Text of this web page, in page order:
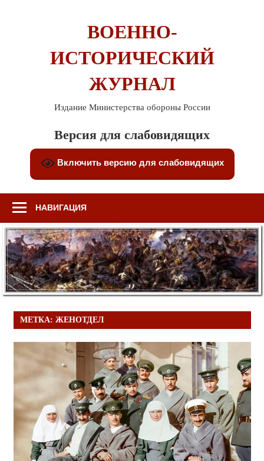
ВОЕННО-
ИСТОРИЧЕСКИЙ
ЖУРНАЛ
Издание Министерства обороны России
Версия для слабовидящих
Включить версию для слабовидящих
НАВИГАЦИЯ
МЕТКА: ЖЕНОТДЕЛ